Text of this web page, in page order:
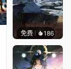
免费 186